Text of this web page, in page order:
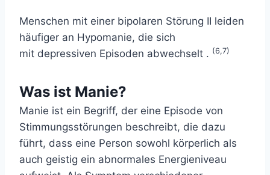
Menschen mit einer bipolaren Störung II leiden
häufiger an Hypomanie, die sich
mit depressiven Episoden abwechselt . (6,7)
Was ist Manie?
Manie ist ein Begriff, der eine Episode von
Stimmungsstörungen beschreibt, die dazu
führt, dass eine Person sowohl körperlich als
auch geistig ein abnormales Energieniveau